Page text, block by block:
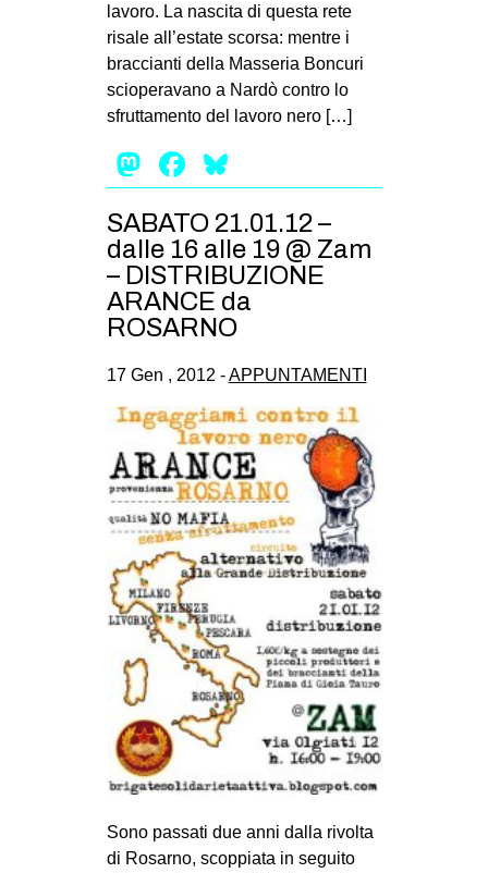
REPRESSIONE
STUDENTI
CULTURE
CINEMA
MANIFESTI
MUSICA
RECENSIONI
INTERNAZIONALE
AFRICA
AMERICHE
ESTREMO ORIENTE
EUROPA
MEDIO ORIENTE
MONDO
in
Fb
tw
bsky
ms
lavoro. La nascita di questa rete
risale all’estate scorsa: mentre i
braccianti della Masseria Boncuri
scioperavano a Nardò contro lo
sfruttamento del lavoro nero […]
Mastodon
Facebook
SABATO 21.01.12 –
dalle 16 alle 19 @ Zam
– DISTRIBUZIONE
ARANCE da
ROSARNO
17 Gen , 2012 -APPUNTAMENTI
Sono passati due anni dalla rivolta
di Rosarno, scoppiata in seguito